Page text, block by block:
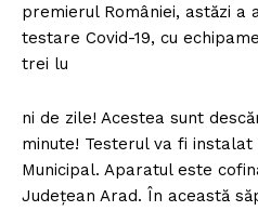
premierul României, astăzi a
testare Covid-19, cu
trei lu
ni de zile! Acestea sunt
minute! Testerul va fi
Municipal. Aparatul este
Județean Arad. În această